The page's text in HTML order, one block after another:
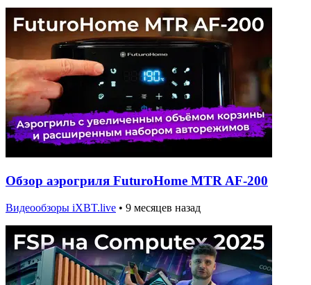
Обзор аэрогриля FuturoHome MTR AF-200
Видеообзоры iXBT.live • 9 месяцев назад